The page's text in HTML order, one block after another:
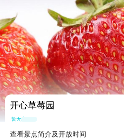
开心草莓园
暂无点评
查看景点简介及开放时间